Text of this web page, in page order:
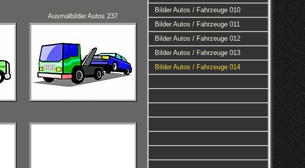
Ausmalbilder Autos 237
Bilder Autos / Fahrzeuge 010
Bilder Autos / Fahrzeuge 011
Bilder Autos / Fahrzeuge 012
Bilder Autos / Fahrzeuge 013
Bilder Autos / Fahrzeuge 014